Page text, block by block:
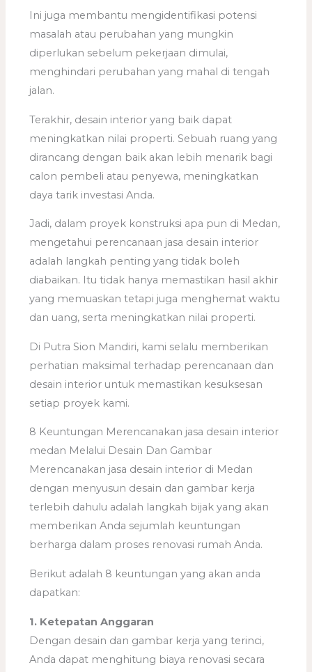
Ini juga membantu mengidentifikasi potensi
masalah atau perubahan yang mungkin
diperlukan sebelum pekerjaan dimulai,
menghindari perubahan yang mahal di tengah
jalan.
Terakhir, desain interior yang baik dapat
meningkatkan nilai properti. Sebuah ruang yang
dirancang dengan baik akan lebih menarik bagi
calon pembeli atau penyewa, meningkatkan
daya tarik investasi Anda.
Jadi, dalam proyek konstruksi apa pun di Medan,
mengetahui perencanaan jasa desain interior
adalah langkah penting yang tidak boleh
diabaikan. Itu tidak hanya memastikan hasil akhir
yang memuaskan tetapi juga menghemat waktu
dan uang, serta meningkatkan nilai properti.
Di Putra Sion Mandiri, kami selalu memberikan
perhatian maksimal terhadap perencanaan dan
desain interior untuk memastikan kesuksesan
setiap proyek kami.
8 Keuntungan Merencanakan jasa desain interior
medan Melalui Desain Dan Gambar
Merencanakan jasa desain interior di Medan
dengan menyusun desain dan gambar kerja
terlebih dahulu adalah langkah bijak yang akan
memberikan Anda sejumlah keuntungan
berharga dalam proses renovasi rumah Anda.
Berikut adalah 8 keuntungan yang akan anda
dapatkan:
1. Ketepatan Anggaran
Dengan desain dan gambar kerja yang terinci,
Anda dapat menghitung biaya renovasi secara